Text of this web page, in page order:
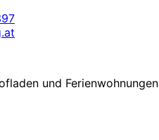
und Ferienwohnungen